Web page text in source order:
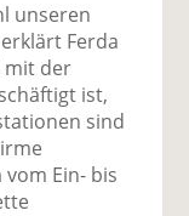
unseren
Ferda
mit der
ist,
sind
Ein- bis